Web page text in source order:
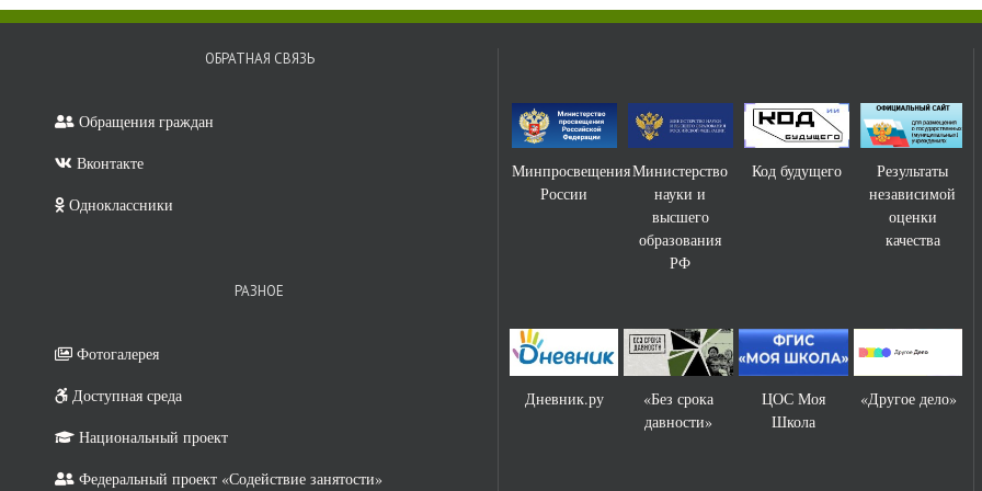
ОБРАТНАЯ СВЯЗЬ
Обращения граждан
Вконтакте
Одноклассники
РАЗНОЕ
Фотогалерея
Доступная среда
Национальный проект
Федеральный проект «Содействие занятости»
МинпросвещенияМинистерство
науки и
Код будущего
Результаты
Управление
образования и
науки Тамб.
обл.
«Без срока
ЦОС Моя
Школа
«Другое дело» АИСТ